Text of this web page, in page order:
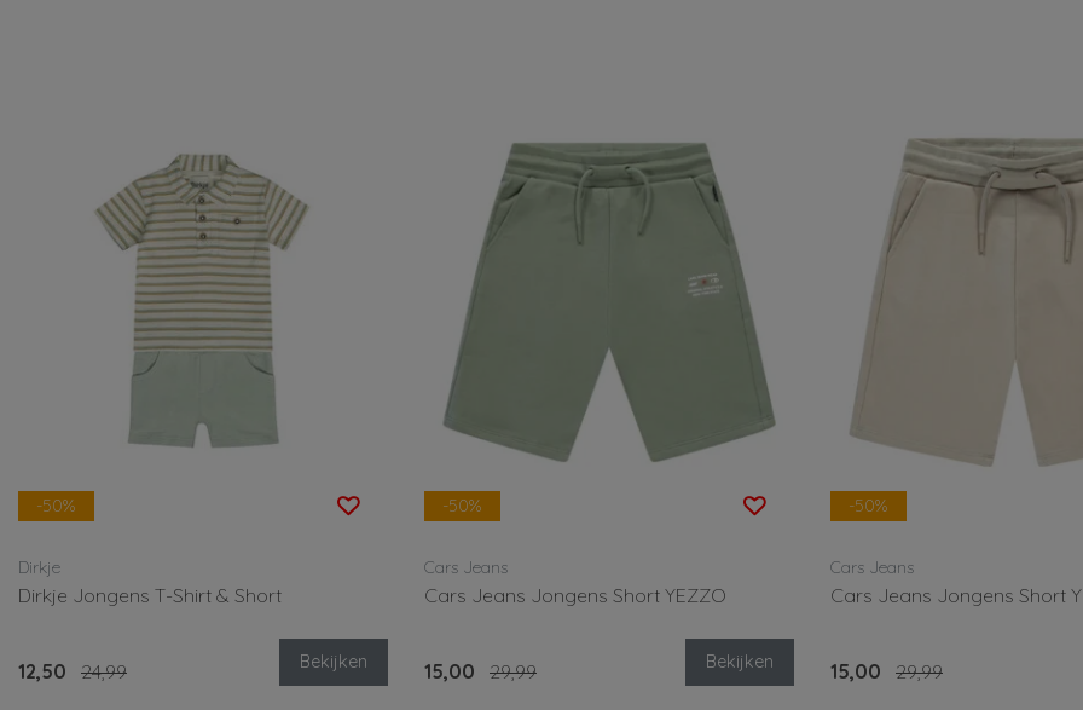
-50%
Dirkje
Dirkje Jongens T-Shirt & Short
12,50 24,99 Bekijken
-50%
Cars Jeans
Cars Jeans Jongens Short YEZZO
15,00 29,99 Bekijken
-50%
Cars Jeans
Cars Jeans Jongens Short
15,00 29,99